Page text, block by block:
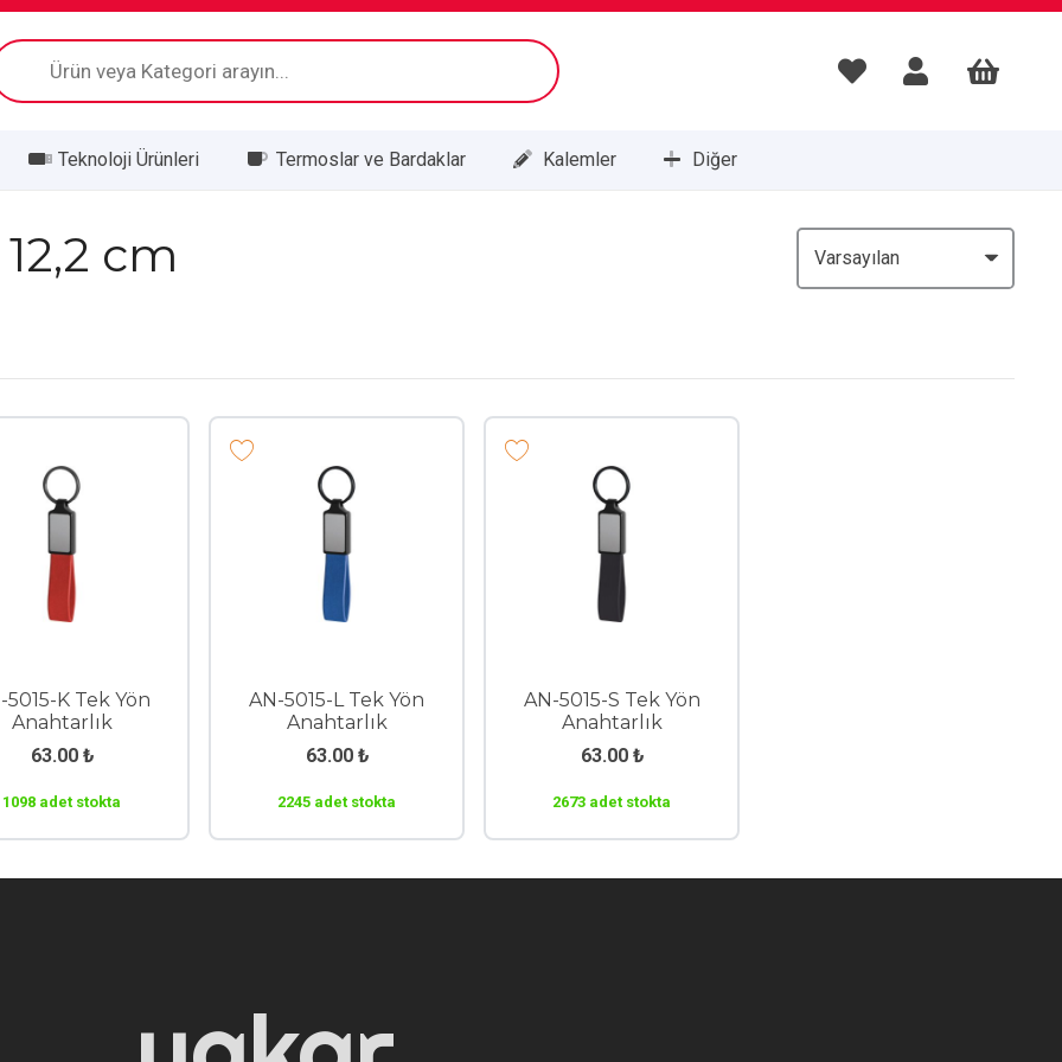
Teknoloji Ürünleri Termoslar ve Bardaklar Kalemler Diğer
cm
5015-K Tek Yön
Anahtarlık
63.00 ₺
1098 adet stokta
AN-5015-L Tek Yön
Anahtarlık
63.00 ₺
2245 adet stokta
AN-5015-S Tek Yön
Anahtarlık
63.00 ₺
2673 adet stokta